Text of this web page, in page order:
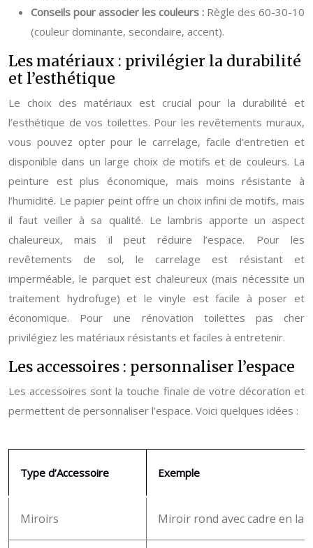
Conseils pour associer les couleurs : Règle des 60-30-10
(couleur dominante, secondaire, accent).
Les matériaux : privilégier la durabilité
et l’esthétique
Le choix des matériaux est crucial pour la durabilité et
l’esthétique de vos toilettes. Pour les revêtements muraux,
vous pouvez opter pour le carrelage, facile d’entretien et
disponible dans un large choix de motifs et de couleurs. La
peinture est plus économique, mais moins résistante à
l’humidité. Le papier peint offre un choix infini de motifs, mais
il faut veiller à sa qualité. Le lambris apporte un aspect
chaleureux, mais il peut réduire l’espace. Pour les
revêtements de sol, le carrelage est résistant et
imperméable, le parquet est chaleureux (mais nécessite un
traitement hydrofuge) et le vinyle est facile à poser et
économique. Pour une rénovation toilettes pas cher
privilégiez les matériaux résistants et faciles à entretenir.
Les accessoires : personnaliser l’espace
Les accessoires sont la touche finale de votre décoration et
permettent de personnaliser l’espace. Voici quelques idées :
Type d’Accessoire Exemple
Miroirs Miroir rond avec cadre en